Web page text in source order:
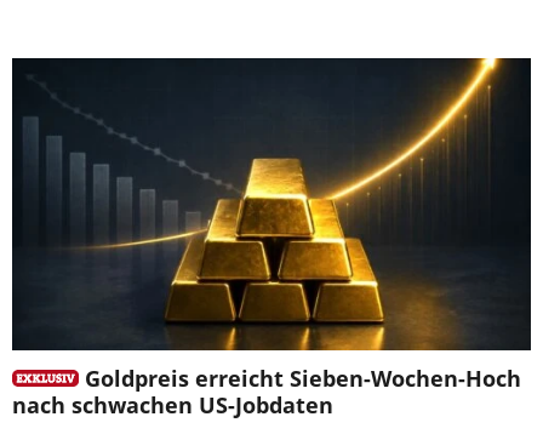
Goldpreis erreicht Sieben-Wochen-Hoch
nach schwachen US-Jobdaten